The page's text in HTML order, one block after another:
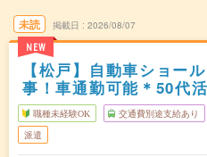
未読
NEW
掲載日 2026/08/07
【松戸】自動車ショー
事！車通勤可能＊50代
職種未経験OK 交通費別途支給あり
派遣